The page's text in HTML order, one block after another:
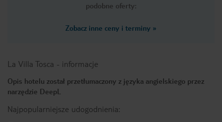
podobne oferty:
Zobacz inne ceny i terminy »
La Villa Tosca - informacje
Opis hotelu został przetłumaczony z języka angielskiego przez
narzędzie DeepL
Najpopularniejsze udogodnienia: